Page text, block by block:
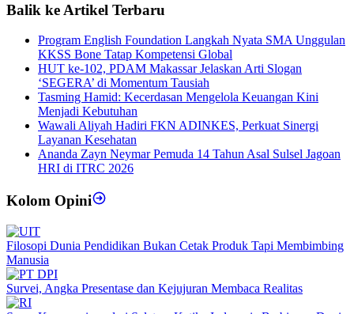
Balik ke Artikel Terbaru
Program English Foundation Langkah Nyata SMA Unggulan
KKSS Bone Tatap Kompetensi Global
HUT ke-102, PDAM Makassar Jelaskan Arti Slogan
‘SEGERA’ di Momentum Tausiah
Tasming Hamid: Kecerdasan Mengelola Keuangan Kini
Menjadi Kebutuhan
Wawali Aliyah Hadiri FKN ADINKES, Perkuat Sinergi
Layanan Kesehatan
Ananda Zayn Neymar Pemuda 14 Tahun Asal Sulsel Jagoan
HRI di ITRC 2026
Kolom Opini
Filosopi Dunia Pendidikan Bukan Cetak Produk Tapi Membimbing
Manusia
Survei, Angka Presentase dan Kejujuran Membaca Realitas